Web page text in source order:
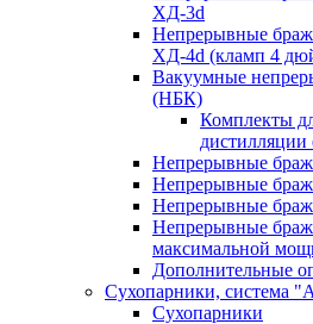
ХД-3d
Непрерывные
ХД-4d (кламп 4
Вакуумные
(НБК)
Комплекты
Непрерывные
Непрерывные
Непрерывные
Непрерывные
максимальной
Дополнительные
Сухопарники, система
Сухопарники